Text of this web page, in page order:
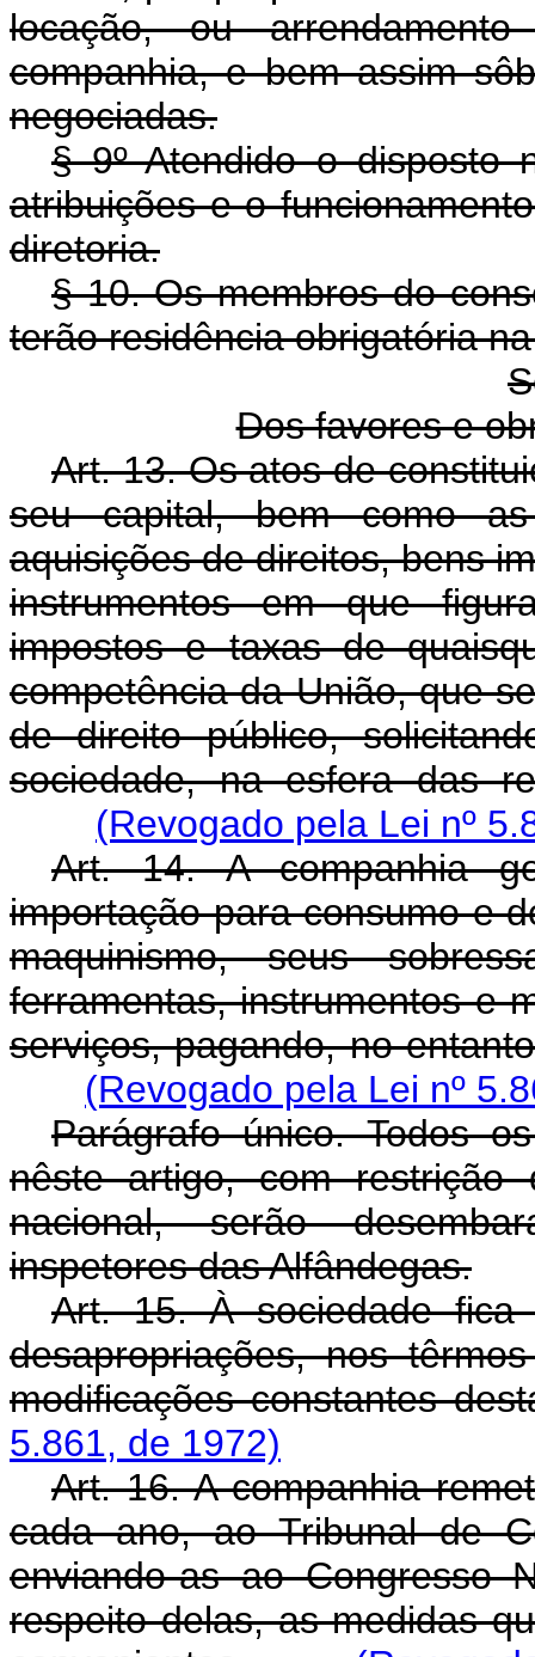
locação, ou
companhia, e bem assim
negociadas.
§ 9º Atendido o disposto
atribuições e o
diretoria.
§ 10. Os membros do
terão residência obrigatória
Dos favores e
Art. 13. Os atos de
seu capital, bem como
aquisições de direitos, bens
instrumentos em que
impostos e taxas de
competência da União, que
de direito público,
sociedade, na esfera das
(Revogado pela Lei nº
Art. 14. A companhia
importação para consumo e
maquinismo, seus
ferramentas, instrumentos e
serviços, pagando, no
(Revogado pela Lei nº
Parágrafo único. Todos
nêste artigo, com restrição
nacional, serão
inspetores das Alfândegas.
Art. 15. À sociedade fica
desapropriações, nos
modificações constantes
5.861, de 1972)
Art. 16. A companhia
cada ano, ao Tribunal de
enviando-as ao Congresso
respeito delas, as medidas